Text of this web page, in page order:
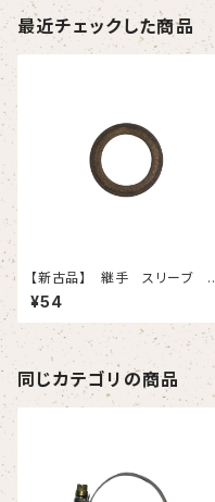
最近チェックした商品
【新古品】 継手 スリーブ K
P-A-07 （イハラサイエンス）
¥54
同じカテゴリの商品